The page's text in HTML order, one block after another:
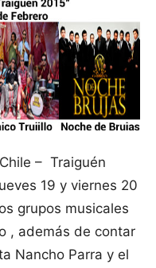
– Traiguén
19 y viernes 20
grupos musicales
, además de contar
Nancho Parra y el